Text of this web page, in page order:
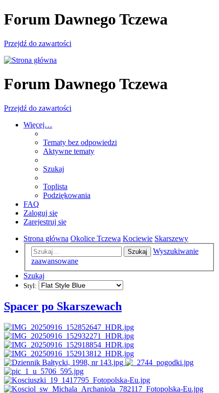
Forum Dawnego Tczewa
Przejdź do zawartości
Forum Dawnego Tczewa
Przejdź do zawartości
Więcej…
Tematy bez odpowiedzi
Aktywne tematy
Szukaj
Toplista
Podziękowania
FAQ
Zaloguj się
Zarejestruj się
Strona główna Okolice Tczewa Kociewie Skarszewy
Szukaj
Wyszukiwanie
zaawansowane
Szukaj
Styl:
Spacer po Skarszewach